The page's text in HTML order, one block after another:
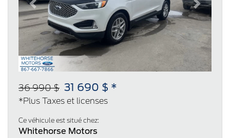
Previous Next
36 990 $ 31 690 $ *
*Plus Taxes et licenses
Ce véhicule est situé chez:
Whitehorse Motors